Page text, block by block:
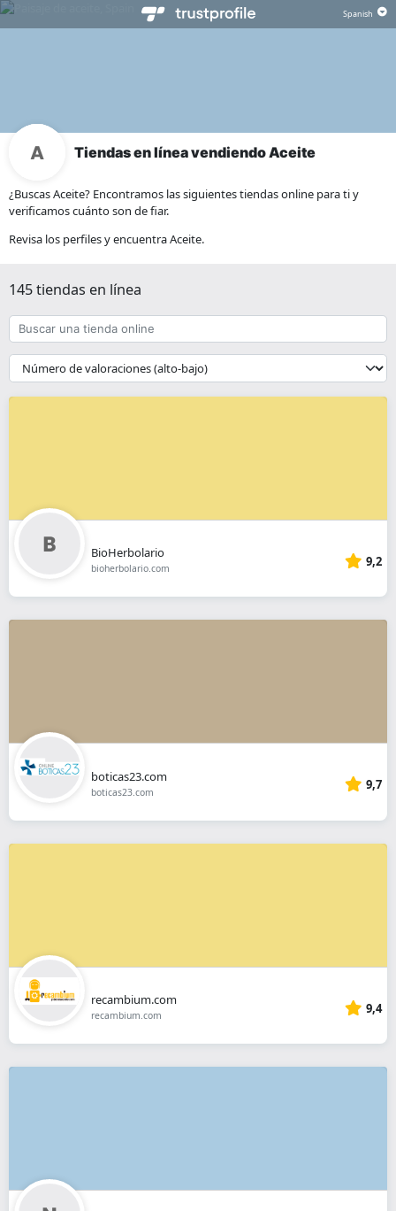
Tiendas en línea vendiendo Aceite
¿Buscas Aceite? Encontramos las siguientes tiendas online para ti y
verificamos cuánto son de fiar.
Revisa los perfiles y encuentra Aceite.
145 tiendas en línea
Buscar
una
tienda
online
{{
__('Sort')
}}
BioHerbolario
bioherbolario.com 9,2
boticas23.com
boticas23.com 9,7
recambium.com
recambium.com 9,4